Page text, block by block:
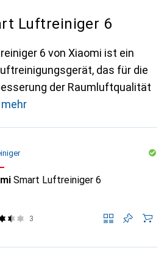
Luftreiniger 6
6 von Xiaomi ist ein
das für die
der Raumluftqualität
mehr
Smart Luftreiniger 6
3